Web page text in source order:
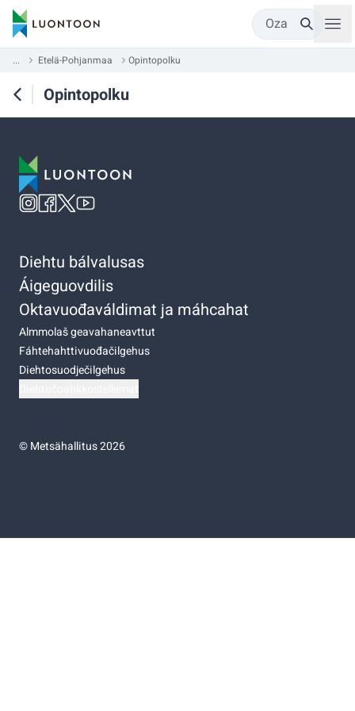
Oza
... Etelä-Pohjanmaa Opintopolku
Opintopolku
Diehtu bálvalusas
Áigeguovdilis
Oktavuođaváldimat ja máhcahat
Almmolaš geavahaneavttut
Fáhtehahttivuođačilgehus
Diehtosuodječilgehus
©Metsähallitus 2026